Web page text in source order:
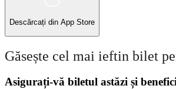
Descărcați din App Store
Găsește cel mai ieftin bilet
Asigurați-vă biletul astăzi și